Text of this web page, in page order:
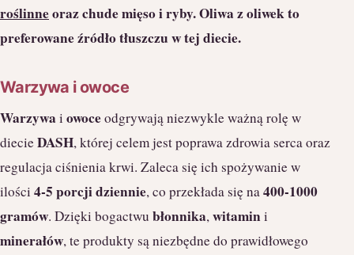
roślinneoraz chude mięso i ryby.Oliwa z oliwek to
preferowane źródło tłuszczu w tej diecie.
Warzywa i owoce
Warzywa i owoceodgrywają niezwykle ważną rolę w
diecieDASH, której celem jest poprawa zdrowia serca oraz
regulacja ciśnienia krwi. Zaleca się ich spożywanie w
ilości 4-5 porcji dziennie, co przekłada się na400-1000
gramów. Dzięki bogactwu błonnika,witamini
minerałów, te produkty są niezbędne do prawidłowego